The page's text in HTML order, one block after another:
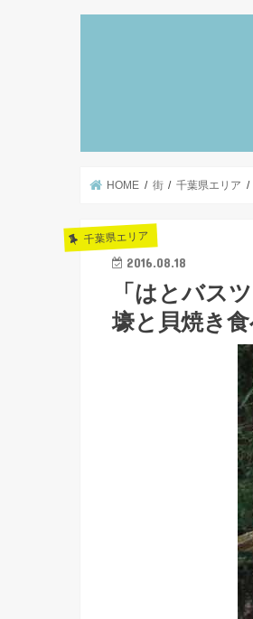
HOME 街 千葉県エリア
千葉県エリア
2016.08.18
「はとバス
壕と貝焼き